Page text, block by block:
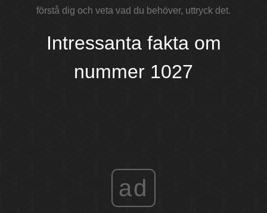
förstå dig och veta vad du behöver, uttryck det.
Intressanta fakta om
nummer 1027
ad